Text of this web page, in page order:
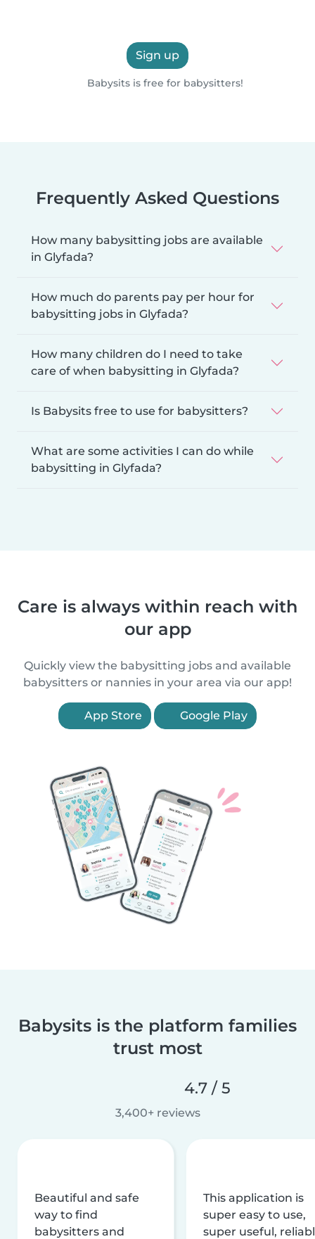
Sign up
Babysits is free for babysitters!
Frequently Asked Questions
How many babysitting jobs are available
in Glyfada?
How much do parents pay per hour for
babysitting jobs in Glyfada?
How many children do I need to take
care of when babysitting in Glyfada?
Is Babysits free to use for babysitters?
What are some activities I can do while
babysitting in Glyfada?
Care is always within reach with
our app
Quickly view the babysitting jobs and available
babysitters or nannies in your area via our app!
App Store Google Play
Babysits is the platform families
trust most
4.7 / 5
3,400+ reviews
Beautiful and safe
way to find
babysitters and
This application is
super easy to use,
super useful,